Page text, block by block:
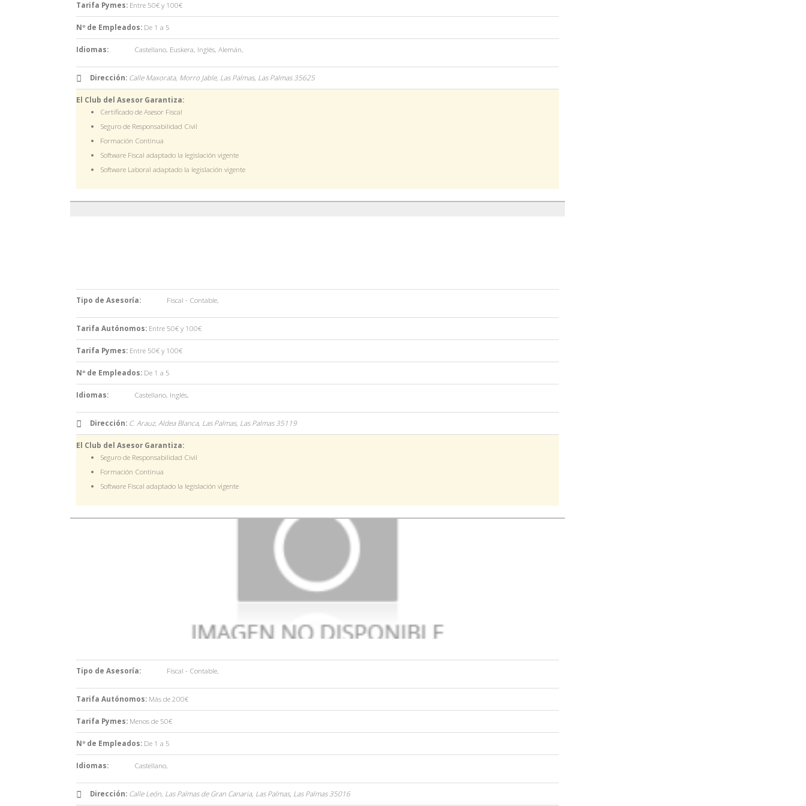
Tarifa Pymes: Entre 50€ y 100€
Nº de Empleados: De 1 a 5
Idiomas: Castellano, Euskera, Inglés, Alemán,
Dirección: Calle Maxorata, Morro Jable, Las Palmas, Las Palmas 35625
El Club del Asesor Garantiza:
Certificado de Asesor Fiscal
Seguro de Responsabilidad Civil
Formación Continua
Software Fiscal adaptado la legislación vigente
Software Laboral adaptado la legislación vigente
Tipo de Asesoría: Fiscal - Contable,
Tarifa Autónomos: Entre 50€ y 100€
Tarifa Pymes: Entre 50€ y 100€
Nº de Empleados: De 1 a 5
Idiomas: Castellano, Inglés,
Dirección: C. Arauz, Aldea Blanca, Las Palmas, Las Palmas 35119
El Club del Asesor Garantiza:
Seguro de Responsabilidad Civil
Formación Continua
Software Fiscal adaptado la legislación vigente
Tipo de Asesoría: Fiscal - Contable,
Tarifa Autónomos: Más de 200€
Tarifa Pymes: Menos de 50€
Nº de Empleados: De 1 a 5
Idiomas: Castellano,
Dirección: Calle León, Las Palmas de Gran Canaria, Las Palmas, Las Palmas 35016